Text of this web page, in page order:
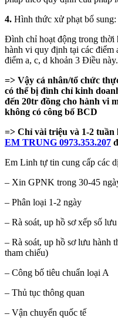
4. Hình thức xử phạt bổ sung:
Đình chỉ hoạt động trong thời
hành vi quy định tại các điểm
điểm a, c, d khoản 3 Điều này.
=> Vậy cá nhân/tổ chức
có thể bị đình chỉ kinh
đến 20tr đồng cho hành vi
không có công bố BCD
=> Chỉ vài triệu và 1-2 tuần
EM TRUNG 0973.353.207
Em Linh tự tin cung cấp các
– Xin GPNK trong 30-45
– Phân loại 1-2 ngày
– Rà soát, up hồ sơ xếp số
– Rà soát, up hồ sơ lưu hành
tham chiếu)
– Công bố tiêu chuẩn loại A
– Thủ tục thông quan
– Vận chuyển quốc tế